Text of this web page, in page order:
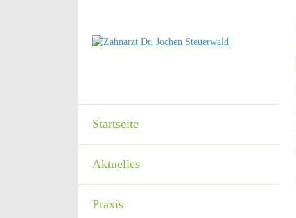
Startseite
Aktuelles
Praxis